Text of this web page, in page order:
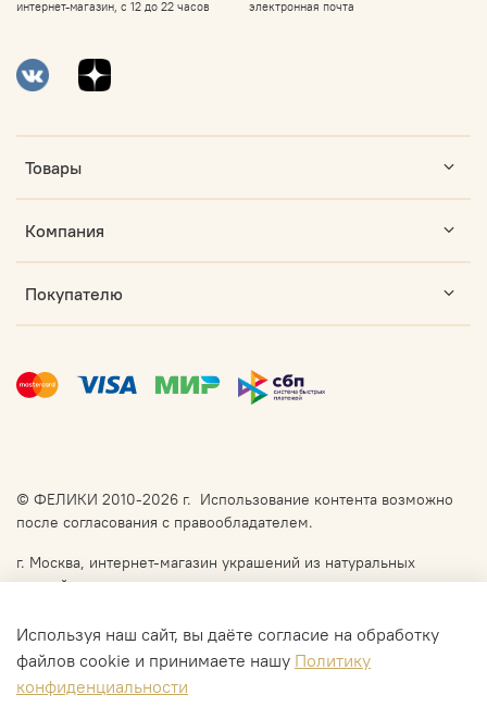
В корзину
Товары
Компания
Покупателю
интернет-магазин, с 12 до 22 часов электронная почта
© ФЕЛИКИ 2010-2026 г. Использование контента возможно
после согласования с правообладателем.
г. Москва, интернет-магазин украшений из натуральных
камней
договорённости самовывоз или курьер.
Используя наш сайт, вы даёте согласие на обработку
файлов cookie и принимаете нашу Политику
конфиденциальности